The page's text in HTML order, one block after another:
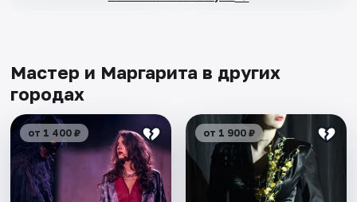
Мастер и Маргарита в других
городах
от 1 400 ₽ от 1 900 ₽